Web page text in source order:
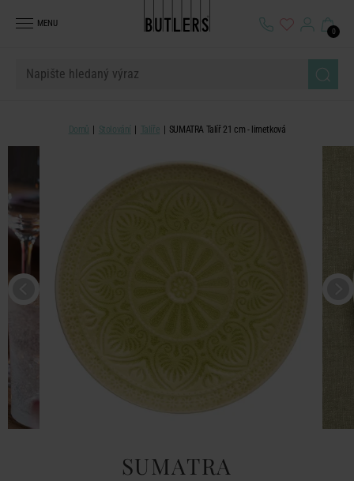
MENU
0
Domů Stolování Talíře SUMATRA Talíř 21 cm - limetková
SUMATRA